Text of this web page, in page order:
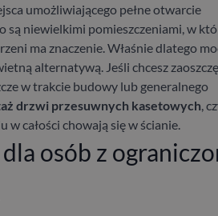
umożliwiającego pełne otwarcie
są niewielkimi pomieszczeniami, w
ma znaczenie. Właśnie dlatego
alternatywą. Jeśli chcesz
w trakcie budowy lub generalnego
drzwi przesuwnych kasetowych ,
całości chowają się w ścianie.
osób z